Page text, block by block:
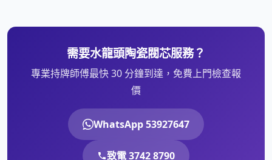
需要水龍頭陶瓷閥芯服務？
專業持牌師傅最快 30 分鐘到達，免費上門檢查報
價
WhatsApp 53927647
致電 3742 8790